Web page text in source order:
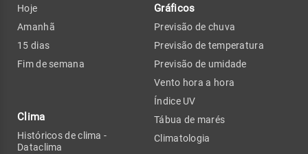
Hoje
Amanhã
15 dias
Fim de semana
Clima
Históricos de clima -
Dataclima
Gráficos
Previsão de chuva
Previsão de temperatura
Previsão de umidade
Vento hora a hora
Índice UV
Tábua de marés
Climatologia